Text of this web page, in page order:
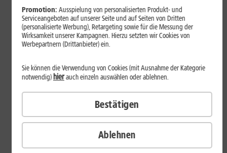
Bestenliste
Smartphones mit langer
Akkulaufzeit 2026: Diese Modelle
halten im Alltag besonders lange
durch
Smartphones mit langer Akkulaufzeit sind 2026 gefragter denn
je. Der Artikel zeigt Modelle, die besonders lange durchhalten,
erklärt die wichtigsten Einflussfaktoren und vergleicht Geräte mit
großem Akku und hoher Energieeffizienz.
Mehr erfahren
Promotion: Ausspielung von personalisierten Produkt- und
Serviceangeboten auf unserer Seite und auf Seiten von Dritten
(personalisierte Werbung), Retargeting sowie für die Messung der
Wirksamkeit unserer Kampagnen. Hierzu setzten wir Cookies von
Werbepartnern (Drittanbieter) ein.
Ablehnen
Sie können die Verwendung von Cookies (mit Ausnahme der Kategorie
notwendig) hierauch einzeln auswählen oder ablehnen.
Bestätigen